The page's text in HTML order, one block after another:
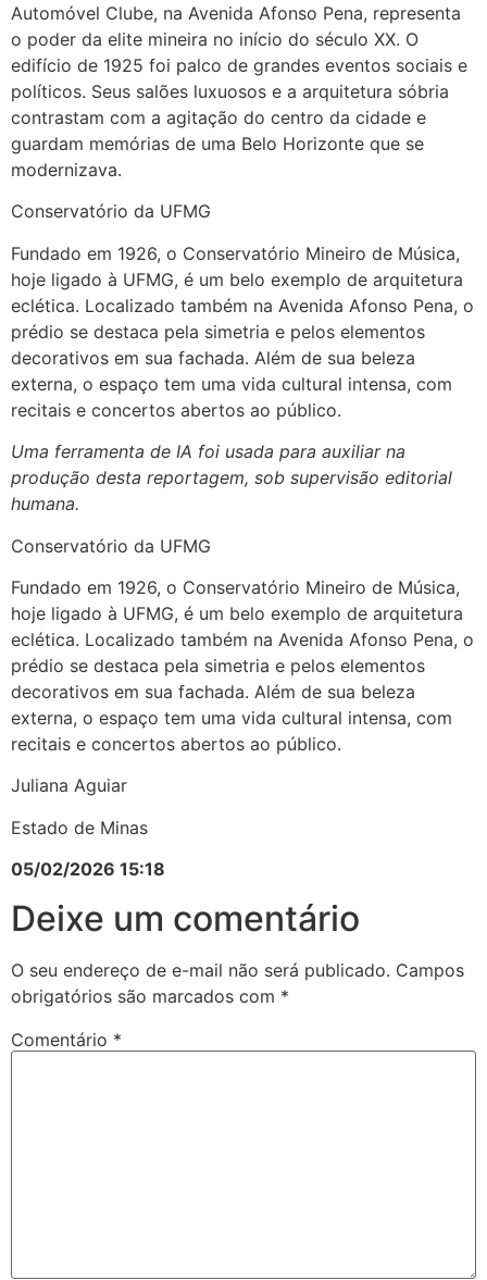
Automóvel Clube, na Avenida Afonso Pena, representa
o poder da elite mineira no início do século XX. O
edifício de 1925 foi palco de grandes eventos sociais e
políticos. Seus salões luxuosos e a arquitetura sóbria
contrastam com a agitação do centro da cidade e
guardam memórias de uma Belo Horizonte que se
modernizava.
Conservatório da UFMG
Fundado em 1926, o Conservatório Mineiro de Música,
hoje ligado à UFMG, é um belo exemplo de arquitetura
eclética. Localizado também na Avenida Afonso Pena, o
prédio se destaca pela simetria e pelos elementos
decorativos em sua fachada. Além de sua beleza
externa, o espaço tem uma vida cultural intensa, com
recitais e concertos abertos ao público.
Uma ferramenta de IA foi usada para auxiliar na
produção desta reportagem, sob supervisão editorial
humana.
Conservatório da UFMG
Fundado em 1926, o Conservatório Mineiro de Música,
hoje ligado à UFMG, é um belo exemplo de arquitetura
eclética. Localizado também na Avenida Afonso Pena, o
prédio se destaca pela simetria e pelos elementos
decorativos em sua fachada. Além de sua beleza
externa, o espaço tem uma vida cultural intensa, com
recitais e concertos abertos ao público.
Juliana Aguiar
Estado de Minas
05/02/2026 15:18
Deixe um comentário
O seu endereço de e-mail não será publicado. Campos
obrigatórios são marcados com *
Comentário *